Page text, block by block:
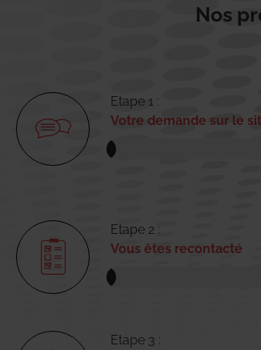
Nos
Etape 1 :
Votre demande sur le
Etape 2 :
Vous êtes recontacté
Etape 3 :